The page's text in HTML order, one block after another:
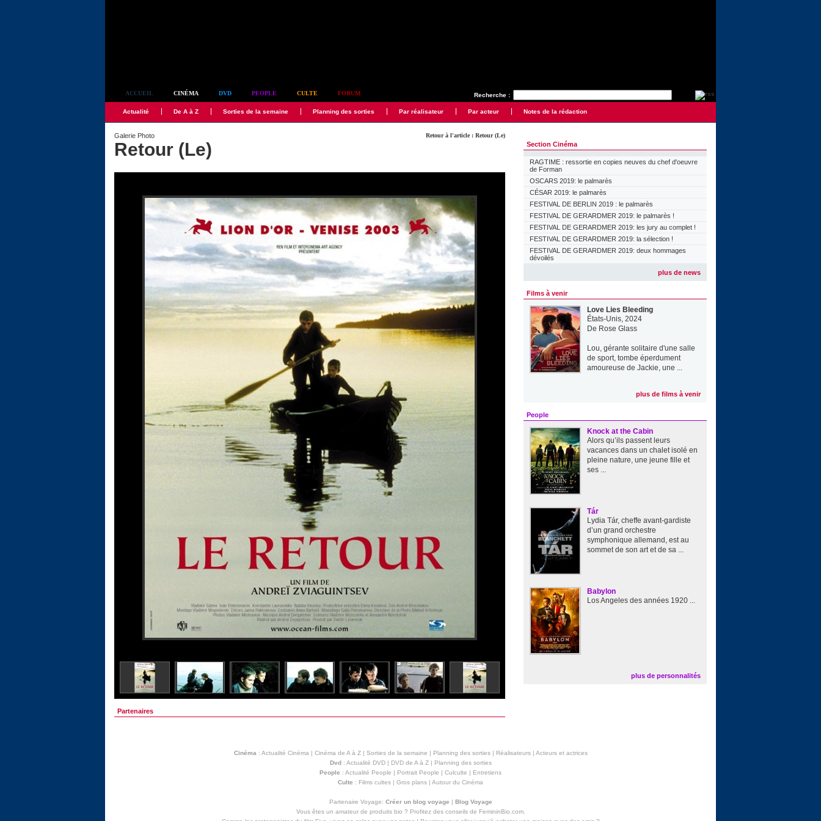
Recherche :
ACCUEIL CINÉMA DVD PEOPLE CULTE FORUM
Actualité De A à Z Sorties de la semaine Planning des sorties Par réalisateur Par acteur Notes de la rédaction
Retour à l'article : Retour (Le)
Galerie Photo
Retour (Le)
Partenaires
Section Cinéma
RAGTIME : ressortie en copies neuves du chef d'oeuvre
de Forman
OSCARS 2019: le palmarès
CÉSAR 2019: le palmarès
FESTIVAL DE BERLIN 2019 : le palmarès
FESTIVAL DE GERARDMER 2019: le palmarès !
FESTIVAL DE GERARDMER 2019: les jury au complet !
FESTIVAL DE GERARDMER 2019: la sélection !
FESTIVAL DE GERARDMER 2019: deux hommages
dévoilés
plus de news
Films à venir
Love Lies Bleeding
États-Unis, 2024
De Rose Glass
Lou, gérante solitaire d'une salle
de sport, tombe éperdument
amoureuse de Jackie, une ...
plus de films à venir
People
Knock at the Cabin
Alors qu’ils passent leurs
vacances dans un chalet isolé en
pleine nature, une jeune fille et
ses ...
Tár
Lydia Tár, cheffe avant-gardiste
d’un grand orchestre
symphonique allemand, est au
sommet de son art et de sa ...
Babylon
Los Angeles des années 1920 ...
plus de personnalités
Cinéma : Actualité Cinéma | Cinéma de A à Z| Sorties de la semaine | Planning des sorties| Réalisateurs| Acteurs et actrices
Dvd: Actualité DVD| DVD de A à Z| Planning des sorties
People : Actualité People | Portrait People | Culculte | Entretiens
Culte : Films cultes | Gros plans | Autour du Cinéma
Partenaire Voyage: Créer un blog voyage | Blog Voyage
Vous êtes un amateur de produits bio ? Profitez des conseils de FemininBio.com.